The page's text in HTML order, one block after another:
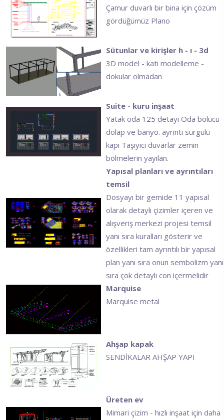
Çamur duvarlı bir bina için çözüm
gördüğümüz Plano
Sütunlar ve kirişler h - ı - 3d
3D model - katı modelleme -
dokular olmadan
Suite - kuru inşaat
Yatak oda 125 detayı Oda bölücü
dolap ve banyo. ayrıntı sürgülü
kapı Taşıyıcı duvarlar zemin
bölmelerin yayılan.
Yapısal planları ve ayrıntıları
temsil
Dosyayı bir gemide 11 yapısal
olarak detaylı çizimler içeren ve
alışveriş merkezi projesi temsil
yanı sıra kuralları gösterir ve
özellikleri tam ayrıntılı bir yapısal
plan yanı sıra onun sembolizm yanı
sıra çok detaylı con içermelidir
Marquise
Marquise metal
Ahşap kapak
SENDİKALAR AHŞAP YAPI
Üreten ev
Mimari çizim - hızlı inşaat için daha